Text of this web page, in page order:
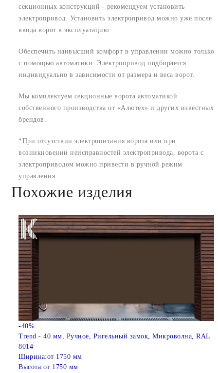
секционных конструкций - рекомендуем установить
электропривод. Установить электропривод можно уже после
ввода ворот в эксплуатацию.
Обеспечить наивысший комфорт в управлении можно только
с помощью автоматики. Электропривод подбирается
индивидуально в зависимости от размера и веса ворот.
Мы комплектуем секционные ворота автоматикой
собственного производства от «Алютех» и других известных
брендов.
*При отсутствии электропитания ворота или при
возникновении неисправностей электропривода, ворота с
электроприводом можно привести в ручной режим
управления.
Похожие изделия
-40%
Trend - 40 мм, Ручное, Ригельный замок, Микроволна, RAL
8014
Ширина:от 1750 мм
Высота:от 1750 мм